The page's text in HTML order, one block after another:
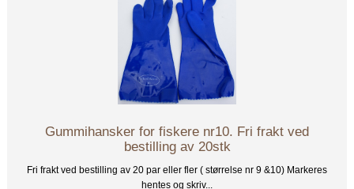
Gummihansker for fiskere nr10. Fri frakt ved
bestilling av 20stk
Fri frakt ved bestilling av 20 par eller fler ( størrelse nr 9 &10) Markeres
hentes og skriv...